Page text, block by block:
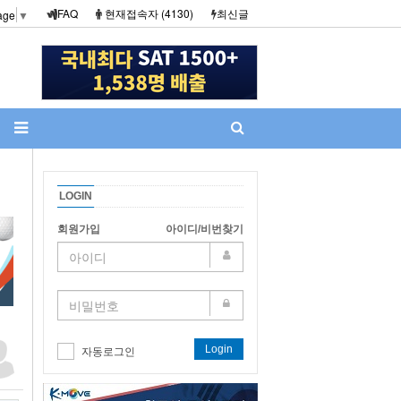
▼ FAQ 현재접속자 (4130) 최신글
LOGIN
회원가입 아이디/비번찾기
자동로그인 Login